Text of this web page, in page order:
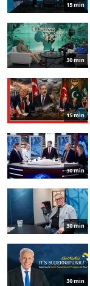
15 min
30 min
15 min
30 min
30 min
30 min